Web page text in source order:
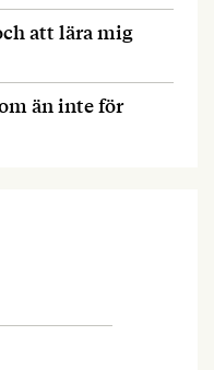
att lära mig
än inte för